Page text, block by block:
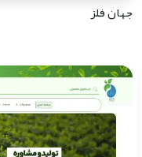
جهان فلز